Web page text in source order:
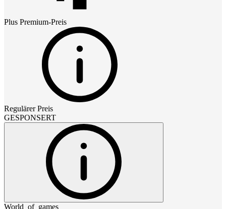
Plus Premium-Preis
Regulärer Preis
GESPONSERT
World_of_games